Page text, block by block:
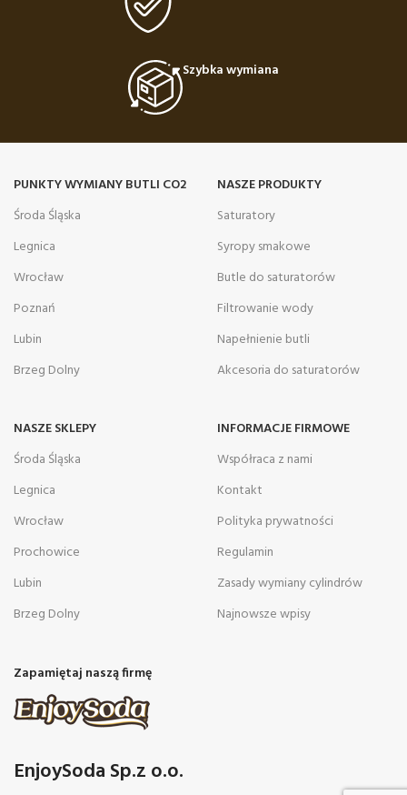
Szybka wymiana
PUNKTY WYMIANY BUTLI CO2
Środa Śląska
Legnica
Wrocław
Poznań
Lubin
Brzeg Dolny
NASZE PRODUKTY
Saturatory
Syropy smakowe
Butle do saturatorów
Filtrowanie wody
Napełnienie butli
Akcesoria do saturatorów
NASZE SKLEPY
Środa Śląska
Legnica
Wrocław
Prochowice
Lubin
Brzeg Dolny
INFORMACJE FIRMOWE
Współraca z nami
Kontakt
Polityka prywatności
Regulamin
Zasady wymiany cylindrów
Najnowsze wpisy
Zapamiętaj naszą firmę
EnjoySoda Sp.z o.o.